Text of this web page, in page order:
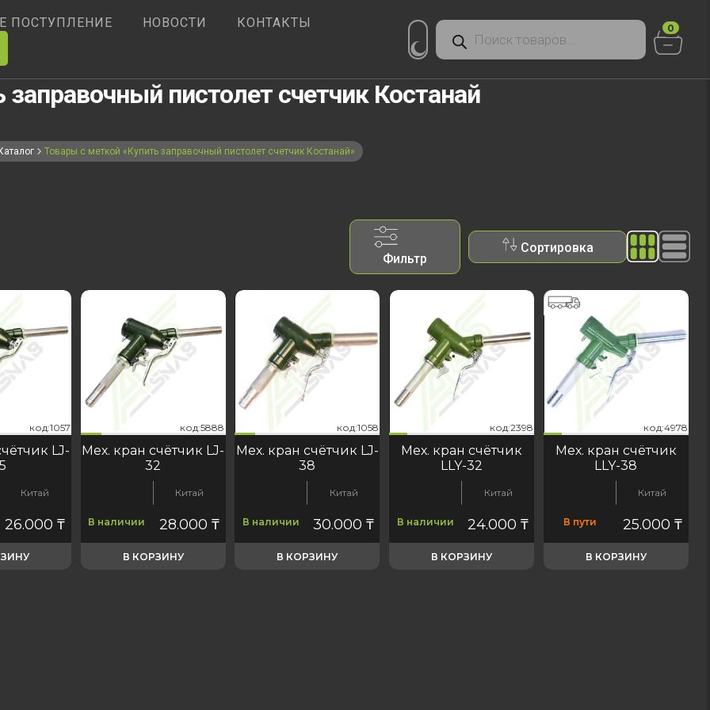
ПОСТУПЛЕНИЕ НОВОСТИ
КОНТАКТЫ
Поиск
товаров
0
заправочный пистолет счетчик Костанай
Каталог Товары с меткой «Купить заправочный пистолет счетчик Костанай»
Фильтр
Сортировка
код:1057 код:1057 код:1057 код:1057 код:1057
LJ-
Китай
26.000₸
код:5888 код:5888 код:5888 код:5888 код:5888
Мех. кран счётчик LJ-
32
Китай
В наличии 28.000 ₸
В КОРЗИНУ
код:1058 код:1058 код:1058 код:1058 код:1058
Мех. кран счётчик LJ-
38
Китай
В наличии 30.000₸
В КОРЗИНУ
код:2398 код:2398 код:2398 код:2398 код:2398
Мех. кран счётчик
LLY-32
Китай
В наличии 24.000 ₸
В КОРЗИНУ
код:4978 код:4978 код:4978 код:4978 код:4978
Мех. кран счётчик
LLY-38
Китай
В пути 25.000 ₸
В КОРЗИНУ